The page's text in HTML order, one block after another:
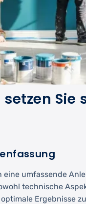
Sie
eine umfassende
technische
Ergebnisse